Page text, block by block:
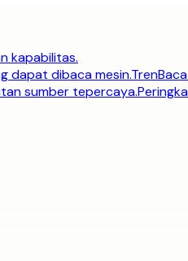
kapabilitas.
dapat dibaca mesin.Tren
sumber tepercaya.